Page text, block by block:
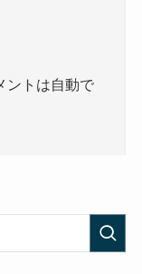
ントは自動で